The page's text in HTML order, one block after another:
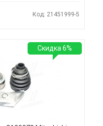
Код: 21451999-5
Скидка 6%